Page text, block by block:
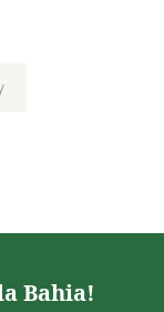
Bahia!